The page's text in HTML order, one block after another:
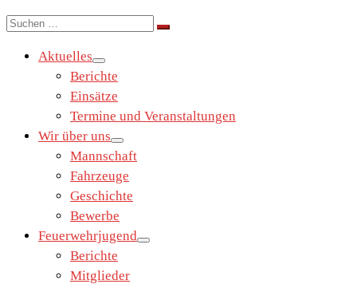
Suche
Suchen …
Aktuelles
Berichte
Einsätze
Termine und Veranstaltungen
Wir über uns
Mannschaft
Fahrzeuge
Geschichte
Bewerbe
Feuerwehrjugend
Berichte
Mitglieder